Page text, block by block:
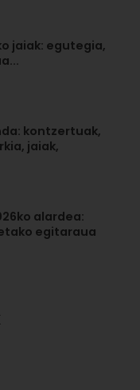
jaiak: egutegia,
kontzertuak,
jaiak,
alardea:
egitaraua